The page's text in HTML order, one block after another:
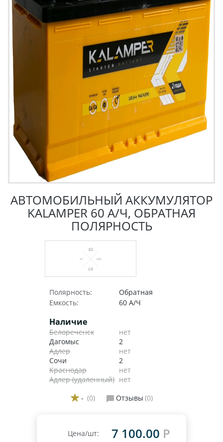
АВТОМОБИЛЬНЫЙ АККУМУЛЯТОР
KALAMPER 60 А/Ч, ОБРАТНАЯ
ПОЛЯРНОСТЬ
Полярность:
Обратная
Емкость:
60 А/Ч
Наличие
Белореченск
нет
Дагомыс
2
Адлер
нет
Сочи
2
Краснодар
нет
Адлер (удаленный) нет
- (0) Отзывы (0)
Цена/шт: 7 100.00 Р